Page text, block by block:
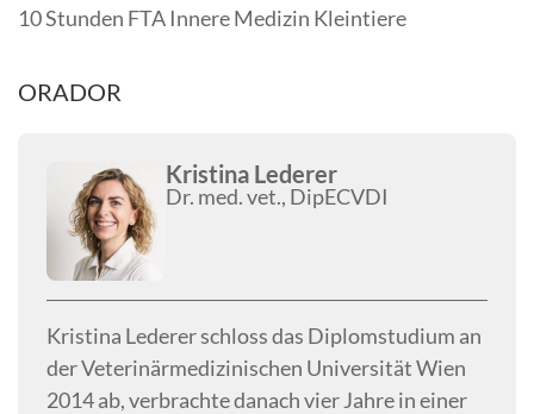
10 Stunden FTA Innere Medizin Kleintiere
ORADOR
Kristina Lederer
Dr. med. vet., DipECVDI
Kristina Lederer schloss das Diplomstudium an
der Veterinärmedizinischen Universität Wien
2014 ab, verbrachte danach vier Jahre in einer